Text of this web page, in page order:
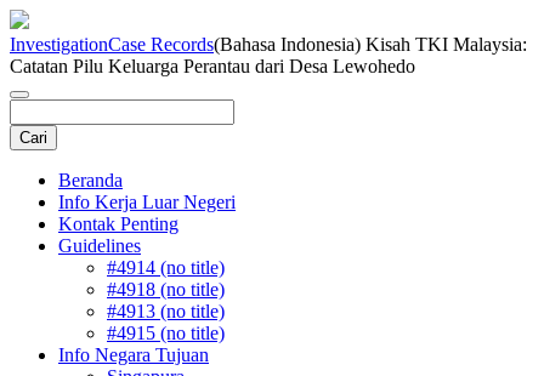
InvestigationCase Records(Bahasa Indonesia) Kisah TKI Malaysia:
Catatan Pilu Keluarga Perantau dari Desa Lewohedo
Beranda
Info Kerja Luar Negeri
Kontak Penting
Guidelines
#4914 (no title)
#4918 (no title)
#4913 (no title)
#4915 (no title)
Info Negara Tujuan